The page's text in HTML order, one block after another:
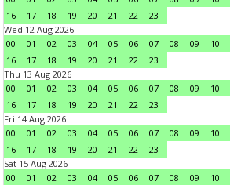
16
17 18 19 20 21 22
23
Wed 12 Aug 2026
00
01 02 03 04 05 06 07 08 09 10
16
17 18 19 20 21 22
23
Thu 13 Aug 2026
00
01 02 03 04 05 06 07 08 09 10
16
17 18 19 20 21 22
23
Fri 14 Aug 2026
00
01 02 03 04 05 06 07 08 09 10
16
17 18 19 20 21 22
23
Sat 15 Aug 2026
00
01 02 03 04 05 06 07 08 09 10